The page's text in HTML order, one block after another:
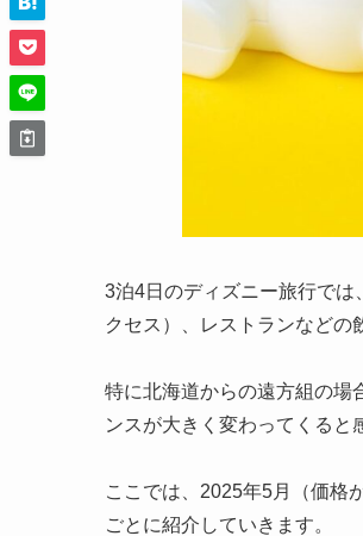
3泊4日のディズニー旅行で
クセス）、レストランなどの
特に北海道からの遠方組の場
ンスが大きく変わってくると
ここでは、2025年5月（価格
ごとに紹介していきます。